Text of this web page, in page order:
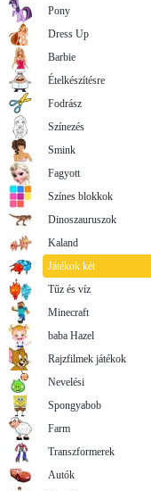
Pony
Dress Up
Barbie
Ételkészítésre
Fodrász
Színezés
Smink
Fagyott
Színes blokkok
Dinoszauruszok
Kaland
Játékok két
Tűz és víz
Minecraft
baba Hazel
Rajzfilmek játékok
Nevelési
Spongyabob
Farm
Transzformerek
Autók